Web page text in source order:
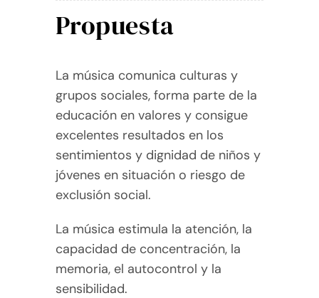
WooCommerce Cart
Propuesta
La música comunica culturas y
grupos sociales, forma parte de la
educación en valores y consigue
excelentes resultados en los
sentimientos y dignidad de niños y
jóvenes en situación o riesgo de
exclusión social.
La música estimula la atención, la
capacidad de concentración, la
memoria, el autocontrol y la
sensibilidad.